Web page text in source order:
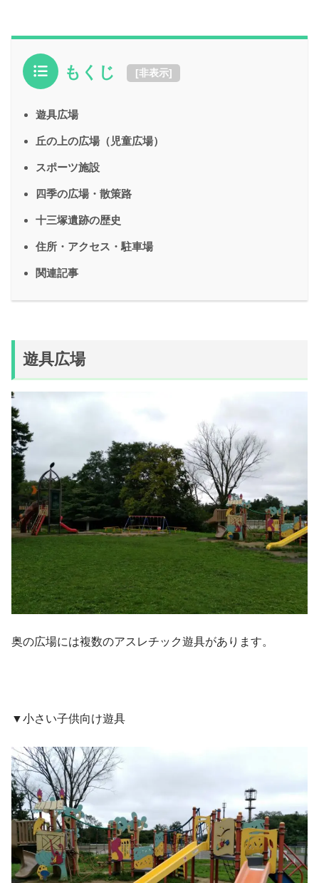
もくじ [非表示]
遊具広場
丘の上の広場（児童広場）
スポーツ施設
四季の広場・散策路
十三塚遺跡の歴史
住所・アクセス・駐車場
関連記事
遊具広場
奥の広場には複数のアスレチック遊具があります。
▼小さい子供向け遊具